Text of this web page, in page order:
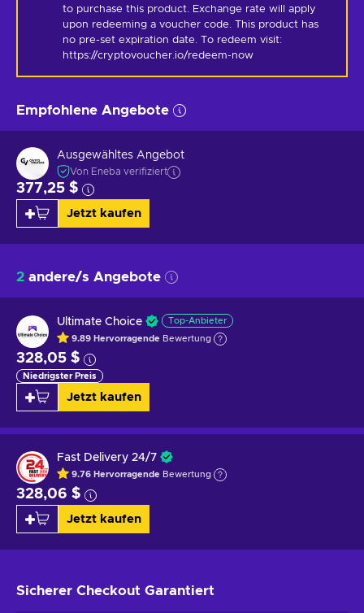
to purchase this product. Exchange rate will apply
upon redeeming a voucher code. This product has
no pre-set expiration date. To redeem visit:
https://cryptovoucher.io/redeem-now
Empfohlene Angebote
Ausgewähltes Angebot
Von Eneba verifiziert
377,25 $
Jetzt kaufen
2 andere/s Angebote
Ultimate Choice Top-Anbieter
9.89 Hervorragende Bewertung
328,05 $
Niedrigster Preis
Jetzt kaufen
Fast Delivery 24/7
9.76 Hervorragende Bewertung
328,06 $
Jetzt kaufen
Sicherer Checkout Garantiert